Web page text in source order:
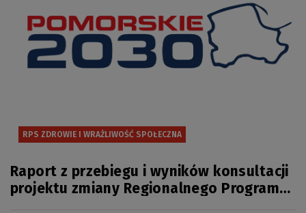
RPS ZDROWIE I WRAŻLIWOŚĆ SPOŁECZNA
Raport z przebiegu i wyników konsultacji
projektu zmiany Regionalnego Programu